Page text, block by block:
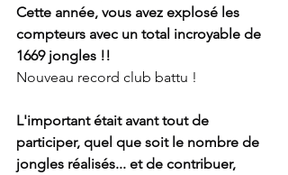
Cette année, vous avez explosé les
compteurs avec un total incroyable de
1669 jongles !!
Nouveau record club battu !
L'important était avant tout de
participer, quel que soit le nombre de
jongles réalisés... et de contribuer,